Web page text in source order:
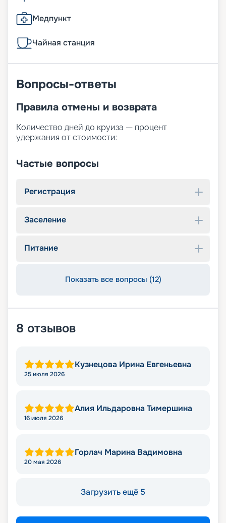
Медпункт
Чайная станция
Вопросы-ответы
Правила отмены и возврата
Количество дней до круиза — процент
удержания от стоимости:
Частые вопросы
Регистрация
Заселение
Питание
Показать все вопросы (12)
8 отзывов
Кузнецова Ирина Евгеньевна
25 июля 2026
Алия Ильдаровна Тимершина
16 июля 2026
Горлач Марина Вадимовна
20 мая 2026
Загрузить ещё 5